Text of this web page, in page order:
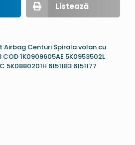
Listează
Airbag Centuri Spirala volan cu
1K0909605AE 5K0953502L
6151183 6151177